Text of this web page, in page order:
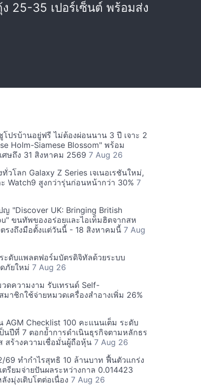
25-35 เปอร์เซ็นต์ พร้อมส่ง
ปรบ้านอยู่ฟรี ไม่ต้องผ่อนนาน 3 ปี เจาะ 2
Holm-Siamese Blossom" พร้อม
ษถึง 31 สิงหาคม 2569 7 Aug 26
วโลก Galaxy Z Series เจเนอเรชันใหม่,
Watch9 สูงกว่ารุ่นก่อนหน้ากว่า 30% 7
ญ "Discover UK: Bringing British
ขนทัพของอร่อยและไอเท็มฮิตจากสห
รงถึงมือตั้งแต่วันนี้ - 18 สิงหาคมนี้ 7 Aug
ะดับแพลตฟอร์มบัตรดิจิทัลด้วยระบบ
ภัยใหม่ 7 Aug 26
ดความงาม รับเทรนด์ Self-
าชิกใช้จ่ายหมวดเครื่องสำอางเพิ่ม 26%
AGM Checklist 100 คะแนนเต็ม ระดับ
ป็นปีที่ 7 ตอกย้ำการดำเนินธุรกิจตามหลักธร
สร้างความเชื่อมั่นผู้ถือหุ้น 7 Aug 26
69 ทำกำไรสุทธิ 10 ล้านบาท ฟื้นตัวแกร่ง
รียมจ่ายปันผลระหว่างกาล 0.014423
มุ่งเติบโตต่อเนื่อง 7 Aug 26